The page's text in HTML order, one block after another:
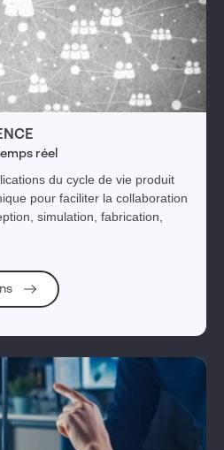
réel
du cycle de vie produit
pour faciliter la collaboration
simulation, fabrication,